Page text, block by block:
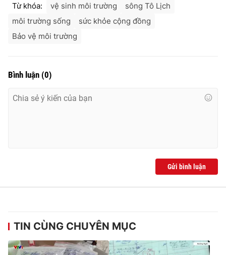
Từ khóa: vệ sinh môi trường
sông Tô Lịch
môi trường sống
sức khỏe cộng đồng
Bảo vệ môi trường
Bình luận (0)
Gửi bình luận
TIN CÙNG CHUYÊN MỤC